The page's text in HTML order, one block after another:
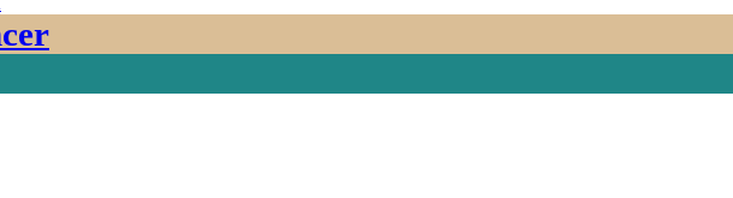
Ένας ψηφιακός πλοηγός υγείας και δικαιωμάτων για